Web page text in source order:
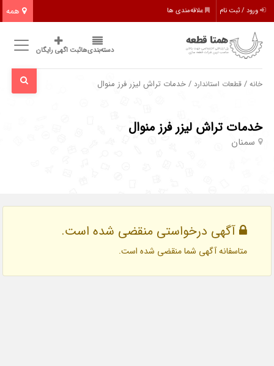
همه ورود / ثبت نام علاقه‌مندی ها
دسته‌بندی‌هاثبت اگهی رایگان
خانه /قطعات استاندارد / خدمات تراش لیزر فرز منوال
خدمات تراش لیزر فرز منوال
سمنان
آگهی درخواستی منقضی شده است.
متاسفانه آگهی شما منقضی شده است.